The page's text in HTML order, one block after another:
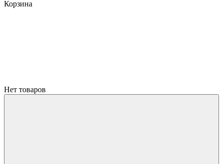
Корзина
Нет товаров